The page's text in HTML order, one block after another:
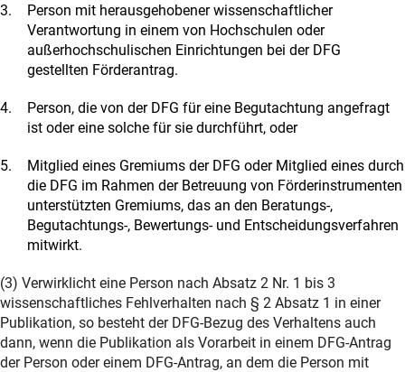
Person mit herausgehobener wissenschaftlicher
Verantwortung in einem von Hochschulen oder
außerhochschulischen Einrichtungen bei der DFG
gestellten Förderantrag.
Person, die von der DFG für eine Begutachtung angefragt
ist oder eine solche für sie durchführt, oder
Mitglied eines Gremiums der DFG oder Mitglied eines durch
die DFG im Rahmen der Betreuung von Förderinstrumenten
unterstützten Gremiums, das an den Beratungs-,
Begutachtungs-, Bewertungs- und Entscheidungsverfahren
mitwirkt.
(3) Verwirklicht eine Person nach Absatz 2 Nr. 1 bis 3
wissenschaftliches Fehlverhalten nach § 2 Absatz 1 in einer
Publikation, so besteht der DFG-Bezug des Verhaltens auch
dann, wenn die Publikation als Vorarbeit in einem DFG-Antrag
der Person oder einem DFG-Antrag, an dem die Person mit